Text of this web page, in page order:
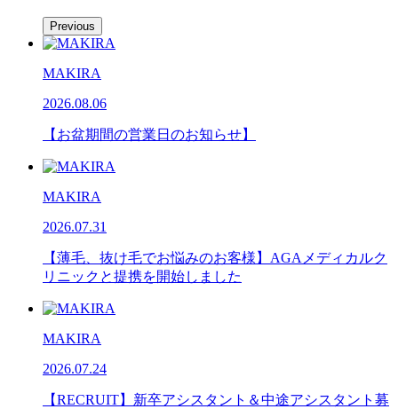
Previous
MAKIRA
2026.08.06
【お盆期間の営業日のお知らせ】
MAKIRA
2026.07.31
【薄毛、抜け毛でお悩みのお客様】AGAメディカルク
リニックと提携を開始しました
MAKIRA
2026.07.24
【RECRUIT】新卒アシスタント＆中途アシスタント募